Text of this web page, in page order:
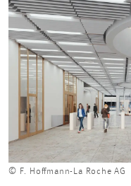
© F. Hoffmann-La Roche AG